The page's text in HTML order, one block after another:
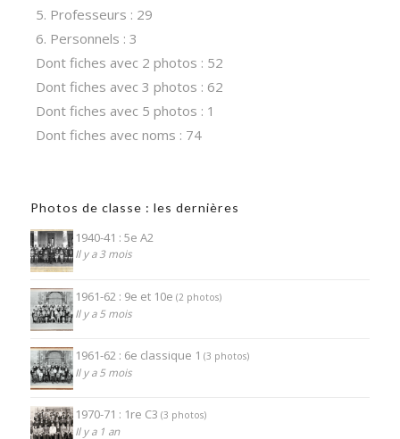
5. Professeurs : 29
6. Personnels : 3
Dont fiches avec 2 photos : 52
Dont fiches avec 3 photos : 62
Dont fiches avec 5 photos : 1
Dont fiches avec noms : 74
Photos de classe : les dernières
1940-41 : 5e A2
Il y a 3 mois
1961-62 : 9e et 10e (2 photos)
Il y a 5 mois
1961-62 : 6e classique 1 (3 photos)
Il y a 5 mois
1970-71 : 1re C3 (3 photos)
Il y a 1 an